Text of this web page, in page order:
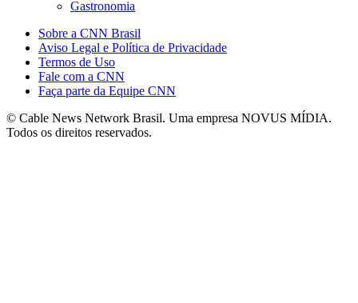
Gastronomia
Sobre a CNN Brasil
Aviso Legal e Política de Privacidade
Termos de Uso
Fale com a CNN
Faça parte da Equipe CNN
© Cable News Network Brasil. Uma empresa NOVUS MÍDIA.
Todos os direitos reservados.